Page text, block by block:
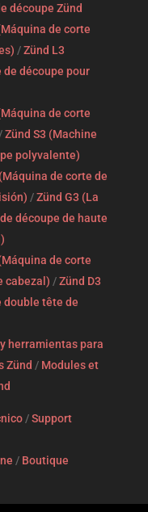
découpe Zünd
de corte
/Zünd L3
de découpe pour
de corte
Zünd S3 (Machine
polyvalente)
de corte de
/Zünd G3 (La
découpe de haute
de corte
cabezal) /Zünd D3
double tête de
herramientas para
Zünd / Modules et
/Support
/ Boutique